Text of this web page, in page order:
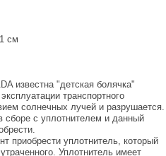
см
известна "детская болячка"
транспортного
солнечных лучей и разрушается.
сборе с уплотнителем и данный
приобрести уплотнитель, который
Уплотнитель имеет